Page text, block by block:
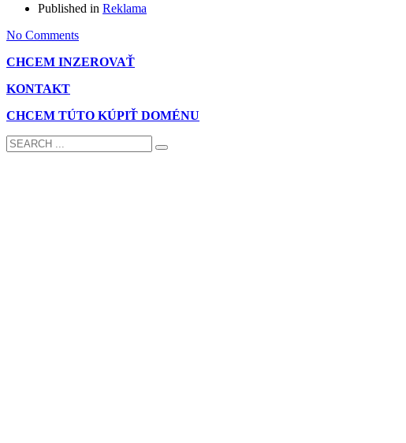
Published in Reklama
No Comments
CHCEM INZEROVAŤ
KONTAKT
CHCEM TÚTO KÚPIŤ DOMÉNU